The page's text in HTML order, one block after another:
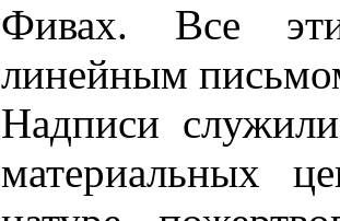
Фивах. Все
линейным
Надписи
материальных